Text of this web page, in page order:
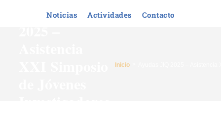
Noticias Actividades Contacto
Ayudas JIQ
Inicio